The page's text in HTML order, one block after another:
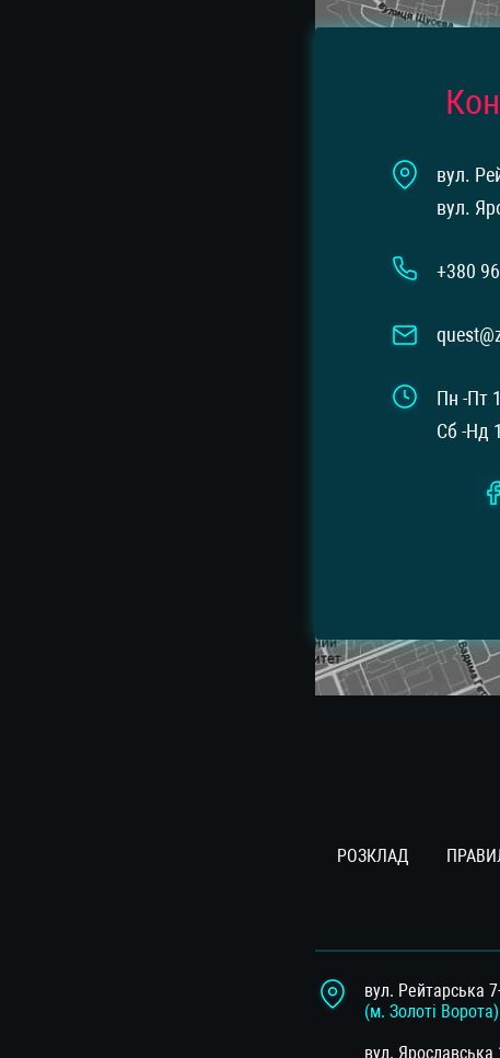
вул.
вул.
+380
Пн -Пт
Сб -Нд
РОЗКЛАД
вул. Рейтарська
(м. Золоті Ворота)
вул. Ярославська